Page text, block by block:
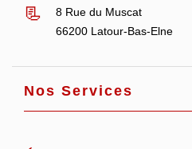
8 Rue du Muscat
66200 Latour-Bas-Elne
Nos Services